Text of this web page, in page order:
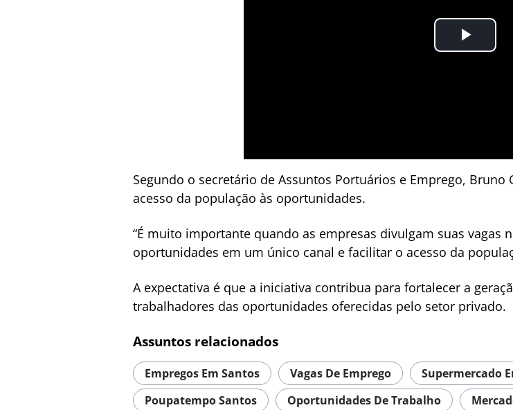
Segundo o secretário de Assuntos Portuários e Emprego,
acesso da população às oportunidades.
“É muito importante quando as empresas divulgam suas vagas
oportunidades em um único canal e facilitar o acesso da
A expectativa é que a iniciativa contribua para fortalecer a
trabalhadores das oportunidades oferecidas pelo setor privado.
Assuntos relacionados
Empregos Em Santos Vagas De Emprego Supermercado
Poupatempo Santos
Oportunidades De Trabalho